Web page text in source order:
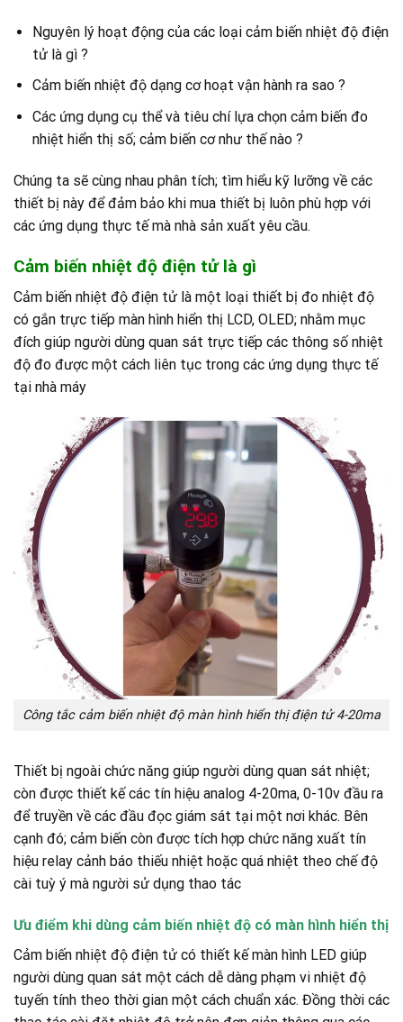
Nguyên lý hoạt động của các loại cảm biến nhiệt độ điện
tử là gì ?
Cảm biến nhiệt độ dạng cơ hoạt vận hành ra sao ?
Các ứng dụng cụ thể và tiêu chí lựa chọn cảm biến đo
nhiệt hiển thị số; cảm biến cơ như thế nào ?
Chúng ta sẽ cùng nhau phân tích; tìm hiểu kỹ lưỡng về các
thiết bị này để đảm bảo khi mua thiết bị luôn phù hợp với
các ứng dụng thực tế mà nhà sản xuất yêu cầu.
Cảm biến nhiệt độ điện tử là gì
Cảm biến nhiệt độ điện tử là một loại thiết bị đo nhiệt độ
có gắn trực tiếp màn hình hiển thị LCD, OLED; nhằm mục
đích giúp người dùng quan sát trực tiếp các thông số nhiệt
độ đo được một cách liên tục trong các ứng dụng thực tế
tại nhà máy
Công tắc cảm biến nhiệt độ màn hình hiển thị điện tử 4-20ma
Thiết bị ngoài chức năng giúp người dùng quan sát nhiệt;
còn được thiết kế các tín hiệu analog 4-20ma, 0-10v đầu ra
để truyền về các đầu đọc giám sát tại một nơi khác. Bên
cạnh đó; cảm biến còn được tích hợp chức năng xuất tín
hiệu relay cảnh báo thiếu nhiệt hoặc quá nhiệt theo chế độ
cài tuỳ ý mà người sử dụng thao tác
Ưu điểm khi dùng cảm biến nhiệt độ có màn hình hiển thị
Cảm biến nhiệt độ điện tử có thiết kế màn hình LED giúp
người dùng quan sát một cách dễ dàng phạm vi nhiệt độ
tuyến tính theo thời gian một cách chuẩn xác. Đồng thời các